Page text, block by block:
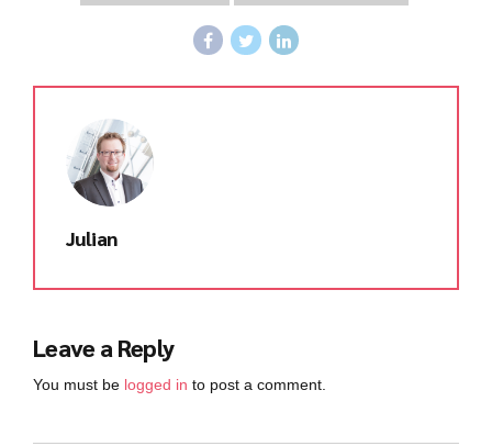
Julian
Leave a Reply
You must be logged in to post a comment.